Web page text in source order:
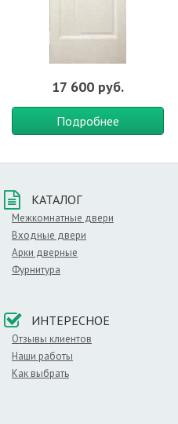
17 600 руб.
Подробнее
КАТАЛОГ
Межкомнатные двери
Входные двери
Арки дверные
Фурнитура
ИНТЕРЕСНОЕ
Отзывы клиентов
Наши работы
Как выбрать